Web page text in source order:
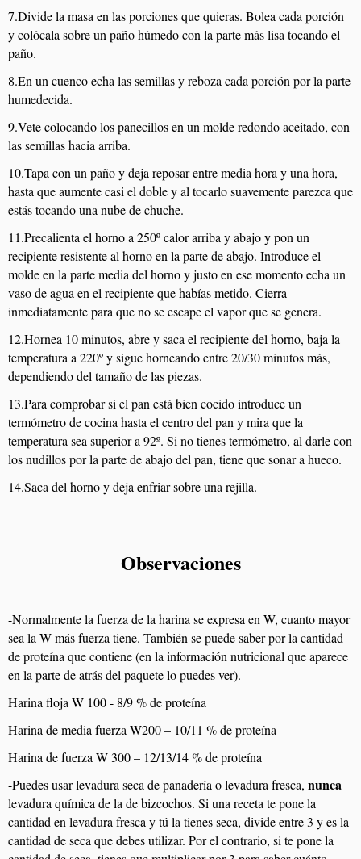
7.Divide la masa en las porciones que quieras. Bolea cada porción
y colócala sobre un paño húmedo con la parte más lisa tocando el
paño.
8.En un cuenco echa las semillas y reboza cada porción por la parte
humedecida.
9.Vete colocando los panecillos en un molde redondo aceitado, con
las semillas hacia arriba.
10.Tapa con un paño y deja reposar entre media hora y una hora,
hasta que aumente casi el doble y al tocarlo suavemente parezca que
estás tocando una nube de chuche.
11.Precalienta el horno a 250º calor arriba y abajo y pon un
recipiente resistente al horno en la parte de abajo. Introduce el
molde en la parte media del horno y justo en ese momento echa un
vaso de agua en el recipiente que habías metido. Cierra
inmediatamente para que no se escape el vapor que se genera.
12.Hornea 10 minutos, abre y saca el recipiente del horno, baja la
temperatura a 220º y sigue horneando entre 20/30 minutos más,
dependiendo del tamaño de las piezas.
13.Para comprobar si el pan está bien cocido introduce un
termómetro de cocina hasta el centro del pan y mira que la
temperatura sea superior a 92º. Si no tienes termómetro, al darle con
los nudillos por la parte de abajo del pan, tiene que sonar a hueco.
14.Saca del horno y deja enfriar sobre una rejilla.
Observaciones
-Normalmente la fuerza de la harina se expresa en W, cuanto mayor
sea la W más fuerza tiene. También se puede saber por la cantidad
de proteína que contiene (en la información nutricional que aparece
en la parte de atrás del paquete lo puedes ver).
Harina floja W 100 - 8/9 % de proteína
Harina de media fuerza W200 – 10/11 % de proteína
Harina de fuerza W 300 – 12/13/14 % de proteína
-Puedes usar levadura seca de panadería o levadura fresca, nunca
levadura química de la de bizcochos. Si una receta te pone la
cantidad en levadura fresca y tú la tienes seca, divide entre 3 y es la
cantidad de seca que debes utilizar. Por el contrario, si te pone la